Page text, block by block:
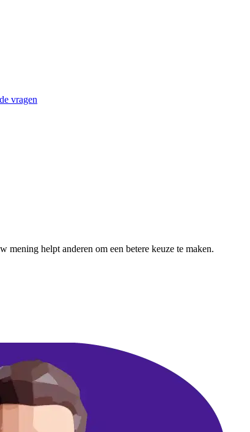
vragen
mening helpt anderen om een betere keuze te maken.